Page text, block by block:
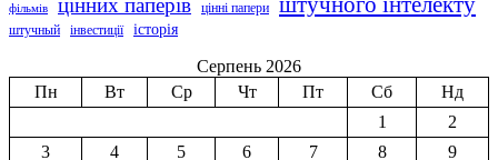
фільмів цінні папери
штучный інвестиції історія
Серпень 2026
Пн
Вт Ср Чт Пт Сб
Нд
1
2
3
4 5 6 7 8
9